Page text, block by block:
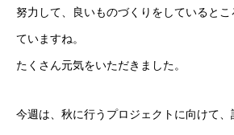
努力して、良いものづくりをしていると
ていますね。
たくさん元気をいただきました。
今週は、秋に行うプロジェクトに向けて